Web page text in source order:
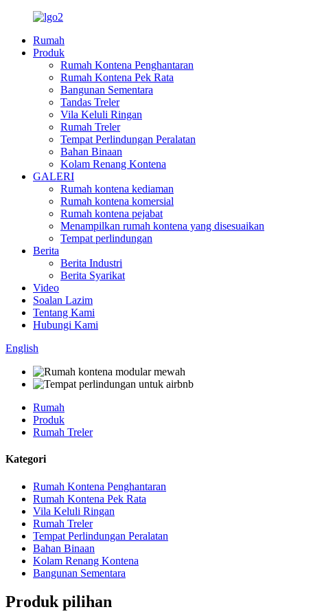
Rumah
Produk
Rumah Kontena Penghantaran
Rumah Kontena Pek Rata
Bangunan Sementara
Tandas Treler
Vila Keluli Ringan
Rumah Treler
Tempat Perlindungan Peralatan
Bahan Binaan
Kolam Renang Kontena
GALERI
Rumah kontena kediaman
Rumah kontena komersial
Rumah kontena pejabat
Menampilkan rumah kontena yang disesuaikan
Tempat perlindungan
Berita
Berita Industri
Berita Syarikat
Video
Soalan Lazim
Tentang Kami
Hubungi Kami
English
Rumah
Produk
Rumah Treler
Kategori
Rumah Kontena Penghantaran
Rumah Kontena Pek Rata
Vila Keluli Ringan
Rumah Treler
Tempat Perlindungan Peralatan
Bahan Binaan
Kolam Renang Kontena
Bangunan Sementara
Produk pilihan